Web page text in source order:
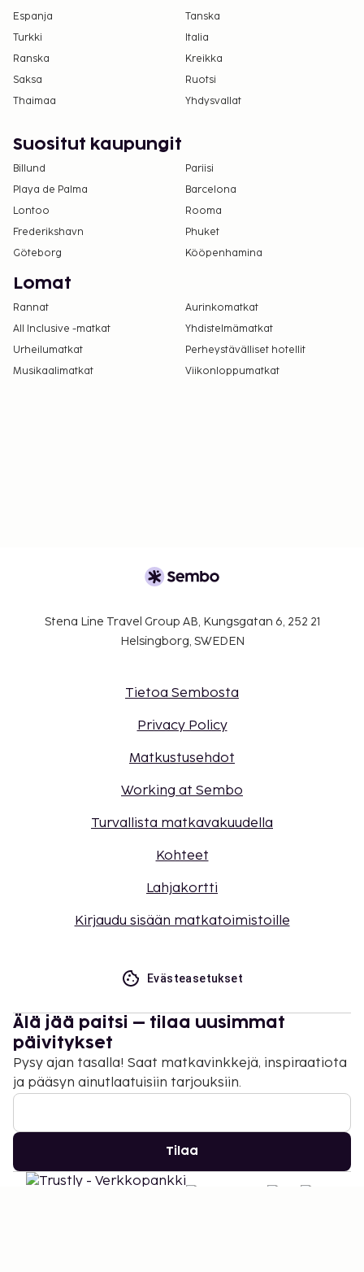
Espanja
Tanska
Turkki
Italia
Ranska
Kreikka
Saksa
Ruotsi
Thaimaa
Yhdysvallat
Suositut kaupungit
Billund
Pariisi
Playa de Palma
Barcelona
Lontoo
Rooma
Frederikshavn
Phuket
Göteborg
Kööpenhamina
Lomat
Rannat
Aurinkomatkat
All Inclusive -matkat
Yhdistelmämatkat
Urheilumatkat
Perheystävälliset hotellit
Musikaalimatkat
Viikonloppumatkat
Stena Line Travel Group AB, Kungsgatan 6, 252 21
Helsingborg, SWEDEN
Tietoa Sembosta
Privacy Policy
Matkustusehdot
Working at Sembo
Turvallista matkavakuudella
Kohteet
Lahjakortti
Kirjaudu sisään matkatoimistoille
Evästeasetukset
Älä jää paitsi – tilaa uusimmat
päivitykset
Pysy ajan tasalla! Saat matkavinkkejä, inspiraatiota
ja pääsyn ainutlaatuisiin tarjouksiin.
Tilaa